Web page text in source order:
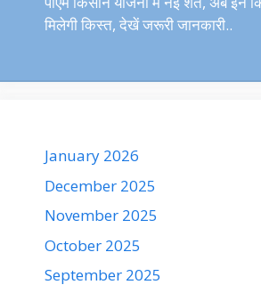
मिलेगी किस्त, देखें जरूरी जानकारी..
January 2026
December 2025
November 2025
October 2025
September 2025